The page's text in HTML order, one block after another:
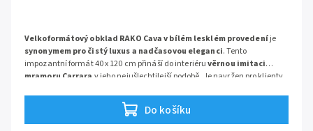
Do košíku
Velkoformátový obklad RAKO Cava v bílém lesklém provedeníje
synonymem pro čistý luxus a nadčasovou eleganci. Tento
impozantní formát 40 x 120 cm přináší do interiéruvěrnou imitaci
mramoru Carrara v jeho nejušlechtilejší podobě. Je navržen pro klienty,
minimu spár působí opticky větším a vzdušnějším dojmem.